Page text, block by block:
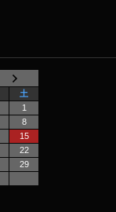
土
1
8
15
22
29